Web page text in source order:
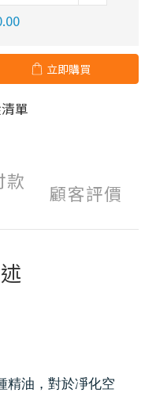
立即購買
單
款
顧客評價
精油，對於凈化空